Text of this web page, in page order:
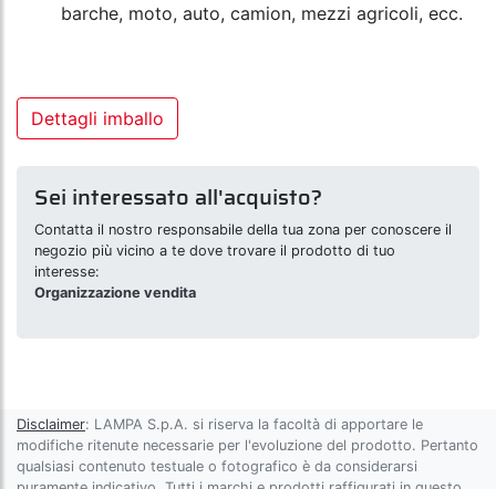
barche, moto, auto, camion, mezzi agricoli, ecc.
Dettagli imballo
Sei interessato all'acquisto?
Contatta il nostro responsabile della tua zona per conoscere il
negozio più vicino a te dove trovare il prodotto di tuo
interesse:
Organizzazione vendita
Disclaimer: LAMPA S.p.A. si riserva la facoltà di apportare le
modifiche ritenute necessarie per l'evoluzione del prodotto. Pertanto
qualsiasi contenuto testuale o fotografico è da considerarsi